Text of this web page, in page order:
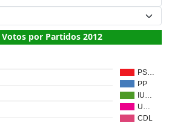
por Partidos 2012
PS…
PP
IU…
U…
CDL